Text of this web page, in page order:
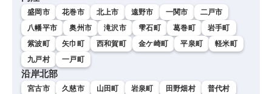
盛岡市 花巻市 北上市 遠野市 一関市
二戸市
八幡平市
奥州市 滝沢市 雫石町 葛巻町
岩手町
紫波町
矢巾町 西和賀町 金ケ崎町 平泉町
軽米町
九戸村
一戸町
沿岸北部
宮古市 久慈市 山田町 岩泉町 田野畑村
普代村